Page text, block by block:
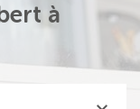
à